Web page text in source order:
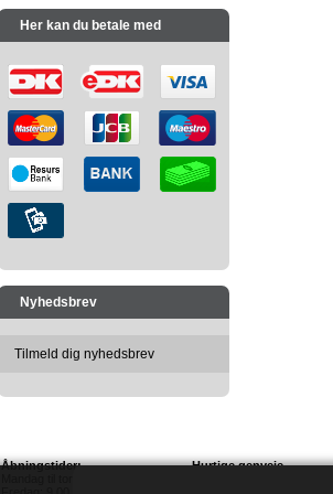
Her kan du betale med
Nyhedsbrev
Tilmeld dig nyhedsbrev
Åbningstider:
Hurtige genveje